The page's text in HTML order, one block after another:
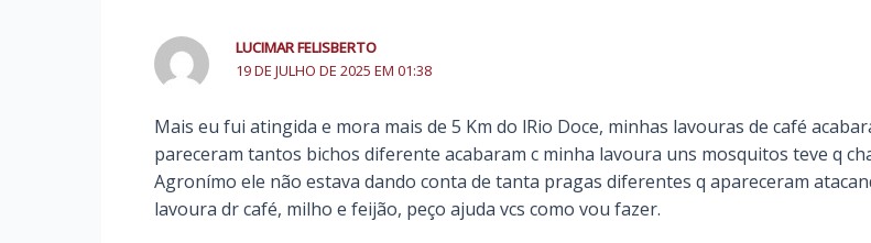
LUCIMAR FELISBERTO
19 DE JULHO DE 2025 EM 01:38
Mais eu fui atingida e mora mais de 5 Km do lRio Doce, minhas lavouras de café
pareceram tantos bichos diferente acabaram c minha lavoura uns mosquitos teve q
Agronímo ele não estava dando conta de tanta pragas diferentes q apareceram
lavoura dr café, milho e feijão, peço ajuda vcs como vou fazer.